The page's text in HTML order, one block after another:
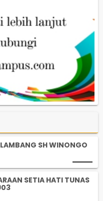
SH WINONGO
SETIA HATI TUNAS